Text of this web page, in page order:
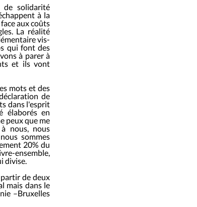
de solidarité
à la
aux coûts
La réalité
vis-
qui font des
à parer à
et ils vont
mots et des
de
dans l'esprit
élaborés en
peux que me
nous, nous
sommes
20% du
ensemble,
divise.
de deux
mais dans le
–Bruxelles